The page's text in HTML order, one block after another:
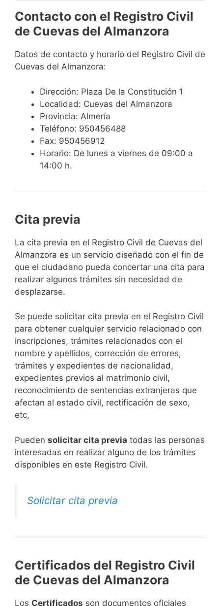
Contacto con el Registro Civil
de Cuevas del Almanzora
Datos de contacto y horario del Registro Civil de
Cuevas del Almanzora:
Dirección: Plaza De la Constitución 1
Localidad: Cuevas del Almanzora
Provincia: Almería
Teléfono: 950456488
Fax: 950456912
Horario: De lunes a viernes de 09:00 a
14:00 h.
Cita previa
​​​​​​​​​​​​​​​​​​​​​​​​​​​​La cita previa en el Registro Civil de Cuevas del
Almanzora es un servicio diseñado con el fin de
que el ciudadano pueda concertar una cita para
realizar algunos trámites sin necesidad de
desplazarse.​
Se puede solicitar cita previa en el Registro Civil
para obtener cualquier servicio relacionado con
inscripciones, trámites relacionados con el
nombre y apellidos, corrección de errores,
trámites y expedientes de nacionalidad,
expedientes previos al matrimonio civil,
reconocimiento de sentencias extranjeras que
afectan al estado civil, rectificación de sexo,
etc,
​Pueden solicitar cita previa todas las personas
interesadas en realizar alguno de los trámites
disponibles en este Registro Civil.​
Solicitar cita previa
Certificados del Registro Civil
de Cuevas del Almanzora
Los Certificados son documentos oficiales